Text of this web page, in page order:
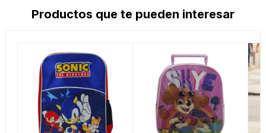
Productos que te pueden interesar